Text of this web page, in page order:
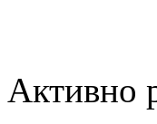
Активно